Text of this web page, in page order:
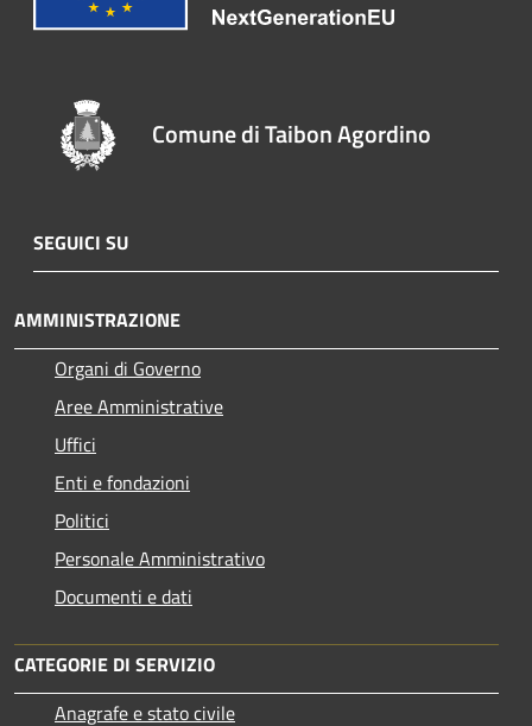
Comune di Taibon Agordino
SEGUICI SU
AMMINISTRAZIONE
Organi di Governo
Aree Amministrative
Uffici
Enti e fondazioni
Politici
Personale Amministrativo
Documenti e dati
CATEGORIE DI SERVIZIO
Anagrafe e stato civile